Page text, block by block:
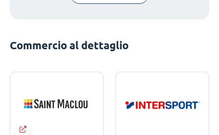
Commercio al dettaglio